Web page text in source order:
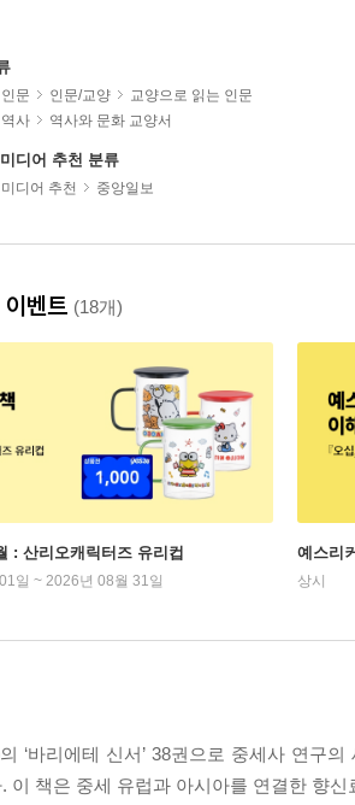
인문 인문/교양
교양으로 읽는 인문
역사 역사와 문화 교양서
디어 추천 분류
미디어 추천 중앙일보
벤트 (18개)
: 산리오캐릭터즈 유리컵
일 ~ 2026년 08월 31일
예스리
상시
‘바리에테 신서’ 38권으로 중세사 연구
이 책은 중세 유럽과 아시아를 연결한 향